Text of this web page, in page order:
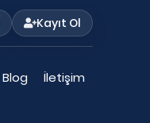
Kayıt Ol
Blog İletişim